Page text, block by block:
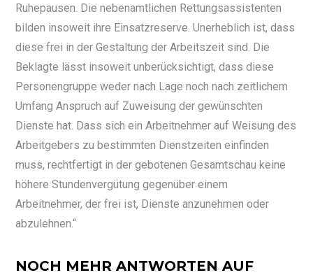
Ruhepausen. Die nebenamtlichen Rettungsassistenten
bilden insoweit ihre Einsatzreserve. Unerheblich ist, dass
diese frei in der Gestaltung der Arbeitszeit sind. Die
Beklagte lässt insoweit unberücksichtigt, dass diese
Personengruppe weder nach Lage noch nach zeitlichem
Umfang Anspruch auf Zuweisung der gewünschten
Dienste hat. Dass sich ein Arbeitnehmer auf Weisung des
Arbeitgebers zu bestimmten Dienstzeiten einfinden
muss, rechtfertigt in der gebotenen Gesamtschau keine
höhere Stundenvergütung gegenüber einem
Arbeitnehmer, der frei ist, Dienste anzunehmen oder
abzulehnen.“
NOCH MEHR ANTWORTEN AUF